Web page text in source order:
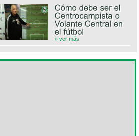
» ver más